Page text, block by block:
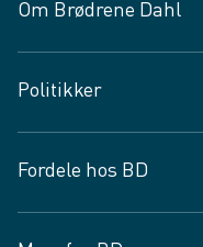
Om Brødrene Dahl
Vagttelefon 30 10 89 89
Spørgsmål og svar
Job og karriere
Fødevarekontrolrapport
Politikker
Privatlivspolitik
Cookies
Fordele hos BD